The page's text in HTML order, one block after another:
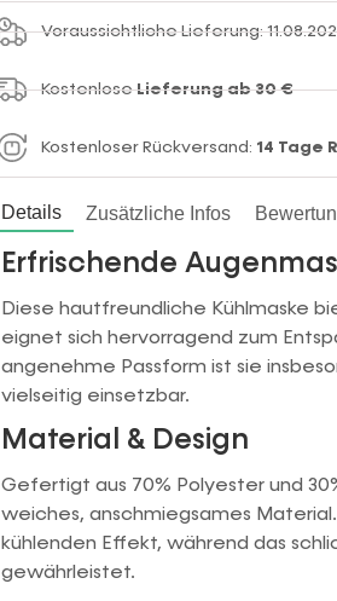
Voraussichtliche Lieferung:
KostenloseLieferung ab 30 €
Kostenloser Rückversand: 14 Tage
Details Zusätzliche Infos
Erfrischende
Diese hautfreundliche Kühlmaske
eignet sich hervorragend zum
angenehme Passform ist sie
vielseitig einsetzbar.
Material & Design
Gefertigt aus 70% Polyester und
weiches, anschmiegsames
kühlenden Effekt, während das
gewährleistet.